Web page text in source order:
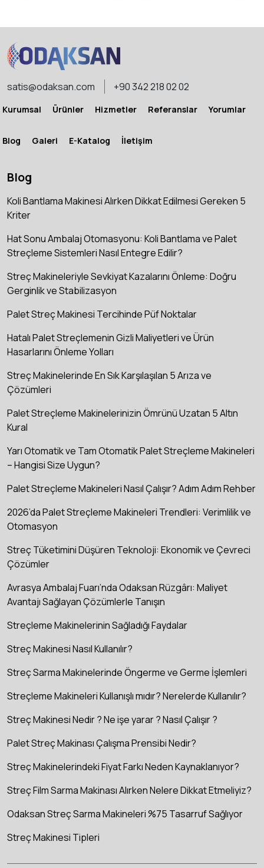
satis@odaksan.com +90 342 218 02 02
Kurumsal Ürünler Hizmetler Referanslar Yorumlar
Blog Galeri E-Katalog İletişim
Blog
Koli Bantlama Makinesi Alırken Dikkat Edilmesi Gereken 5
Kriter
Hat Sonu Ambalaj Otomasyonu: Koli Bantlama ve Palet
Streçleme Sistemleri Nasıl Entegre Edilir?
Streç Makineleriyle Sevkiyat Kazalarını Önleme: Doğru
Gerginlik ve Stabilizasyon
Palet Streç Makinesi Tercihinde Püf Noktalar
Hatalı Palet Streçlemenin Gizli Maliyetleri ve Ürün
Hasarlarını Önleme Yolları
Streç Makinelerinde En Sık Karşılaşılan 5 Arıza ve
Çözümleri
Palet Streçleme Makinelerinizin Ömrünü Uzatan 5 Altın
Kural
Yarı Otomatik ve Tam Otomatik Palet Streçleme Makineleri
– Hangisi Size Uygun?
Palet Streçleme Makineleri Nasıl Çalışır? Adım Adım Rehber
2026’da Palet Streçleme Makineleri Trendleri: Verimlilik ve
Otomasyon
Streç Tüketimini Düşüren Teknoloji: Ekonomik ve Çevreci
Çözümler
Avrasya Ambalaj Fuarı’nda Odaksan Rüzgârı: Maliyet
Avantajı Sağlayan Çözümlerle Tanışın
Streçleme Makinelerinin Sağladığı Faydalar
Streç Makinesi Nasıl Kullanılır?
Streç Sarma Makinelerinde Öngerme ve Germe İşlemleri
Streçleme Makineleri Kullanışlı mıdır? Nerelerde Kullanılır?
Streç Makinesi Nedir ? Ne işe yarar ? Nasıl Çalışır ?
Palet Streç Makinası Çalışma Prensibi Nedir?
Streç Makinelerindeki Fiyat Farkı Neden Kaynaklanıyor?
Streç Film Sarma Makinası Alırken Nelere Dikkat Etmeliyiz?
Odaksan Streç Sarma Makineleri %75 Tasarruf Sağlıyor
Streç Makinesi Tipleri